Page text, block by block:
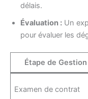
délais.
Évaluation : Un
pour évaluer les
Étape de Gestion
Examen de contrat